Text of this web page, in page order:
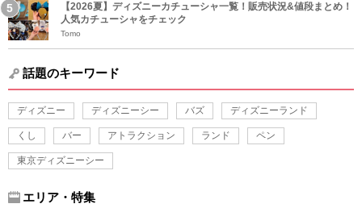
【2026夏】ディズニーカチューシャ一覧！販売状況&値段まとめ！
人気カチューシャをチェック
Tomo
話題のキーワード
ディズニー ディズニーシー バズ ディズニーランド
くし バー アトラクション ランド ペン
東京ディズニーシー
エリア・特集